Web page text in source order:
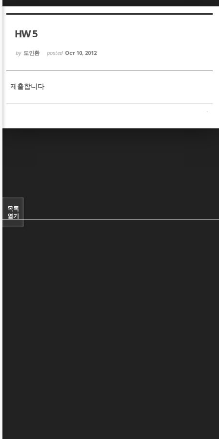
HW 5
by 도인환 posted Oct 10, 2012
제출합니다
목록
열기
Sketchbook5, 스케치북5
Sketchbook5, 스케치북5
Sketchbook5, 스케치북5
Sketchbook5, 스케치북5